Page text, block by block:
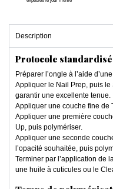
Description
Protocole
Préparer l’ongle à l’aide
Appliquer le Nail Prep, puis
garantir une excellente tenue.
Appliquer une couche fine de
Appliquer une première
Up, puis polymériser.
Appliquer une seconde
l’opacité souhaitée, puis
Terminer par l’application de
une huile à cuticules ou le